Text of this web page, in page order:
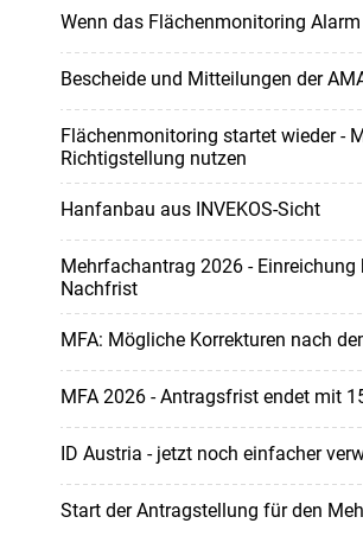
Wenn das Flächenmonitoring
Bescheide und Mitteilungen der
Flächenmonitoring startet wieder -
Richtigstellung nutzen
Hanfanbau aus INVEKOS-Sicht
Mehrfachantrag 2026 - Einreichung
Nachfrist
MFA: Mögliche Korrekturen nach
MFA 2026 - Antragsfrist endet mit
ID Austria - jetzt noch einfacher
Start der Antragstellung für den